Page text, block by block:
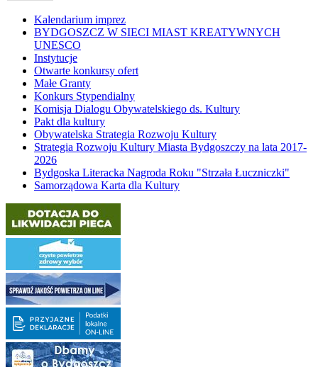
Kalendarium imprez
BYDGOSZCZ W SIECI MIAST KREATYWNYCH
UNESCO
Instytucje
Otwarte konkursy ofert
Małe Granty
Konkurs Stypendialny
Komisja Dialogu Obywatelskiego ds. Kultury
Pakt dla kultury
Obywatelska Strategia Rozwoju Kultury
Strategia Rozwoju Kultury Miasta Bydgoszczy na lata 2017-
2026
Bydgoska Literacka Nagroda Roku "Strzała Łuczniczki"
Samorządowa Karta dla Kultury